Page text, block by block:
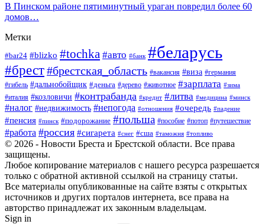
В Пинском районе пятиминутный ураган повредил более 60
домов…
Метки
#bar24 #blizko #tochka #авто #банк #беларусь
#брест#брестская_область #вакансия #виза #германия
#гибель #дальнобойщик #деньга #дерево #животное #зарплата #зима
#италия #козловичи #контрабанда #кредит #литва #медицина #минск
#налог #недвижимость #непогода #отношения #очередь #падение
#пенсия #пинск #подорожание #польша #пособие #потоп #путешествие
#работа #россия #сигарета #снег #сша #таможня #топливо
© 2026 - Новости Бреста и Брестской области. Все права
защищены.
Любое копирование материалов с нашего ресурса разрешается
только с обратной активной ссылкой на страницу статьи.
Все материалы опубликованные на сайте взяты с открытых
источников и других порталов интернета, все права на
авторство принадлежат их законным владельцам.
Sign in